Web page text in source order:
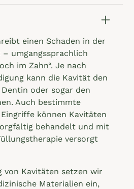
einen Schaden in der
umgangssprachlich
im Zahn“. Je nach
kann die Kavität den
oder sogar den
Auch bestimmte
können Kavitäten
behandelt und mit
versorgt
von Kavitäten setzen wir
Materialien ein,